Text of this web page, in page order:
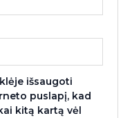
išsaugoti
puslapį, kad
kitą kartą vėl